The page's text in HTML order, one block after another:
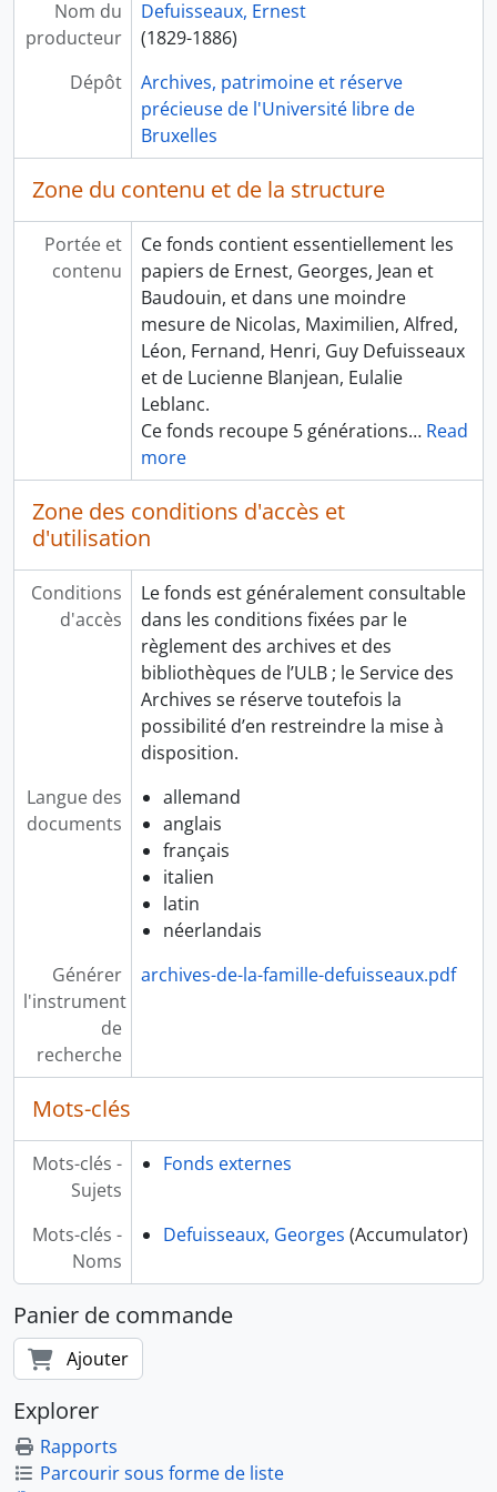
Nom du
producteur
Defuisseaux, Ernest
(1829-1886)
Dépôt
Archives, patrimoine et réserve
précieuse de l'Université libre de
Bruxelles
Zone du contenu et de la structure
Portée et
contenu
Ce fonds contient essentiellement les
papiers de Ernest, Georges, Jean et
Baudouin, et dans une moindre
mesure de Nicolas, Maximilien, Alfred,
Léon, Fernand, Henri, Guy Defuisseaux
et de Lucienne Blanjean, Eulalie
Leblanc.
Ce fonds recoupe 5 générations… Read
more
Zone des conditions d'accès et
d'utilisation
Conditions
d'accès
Le fonds est généralement consultable
dans les conditions fixées par le
règlement des archives et des
bibliothèques de l’ULB ; le Service des
Archives se réserve toutefois la
possibilité d’en restreindre la mise à
disposition.
Langue des
documents
allemand
anglais
français
italien
latin
néerlandais
Générer
l'instrument
de
recherche
archives-de-la-famille-defuisseaux.pdf
Mots-clés
Mots-clés -
Sujets
Fonds externes
Mots-clés -
Noms
Defuisseaux, Georges (Accumulator)
Panier de commande
Ajouter
Explorer
Rapports
Parcourir sous forme de liste